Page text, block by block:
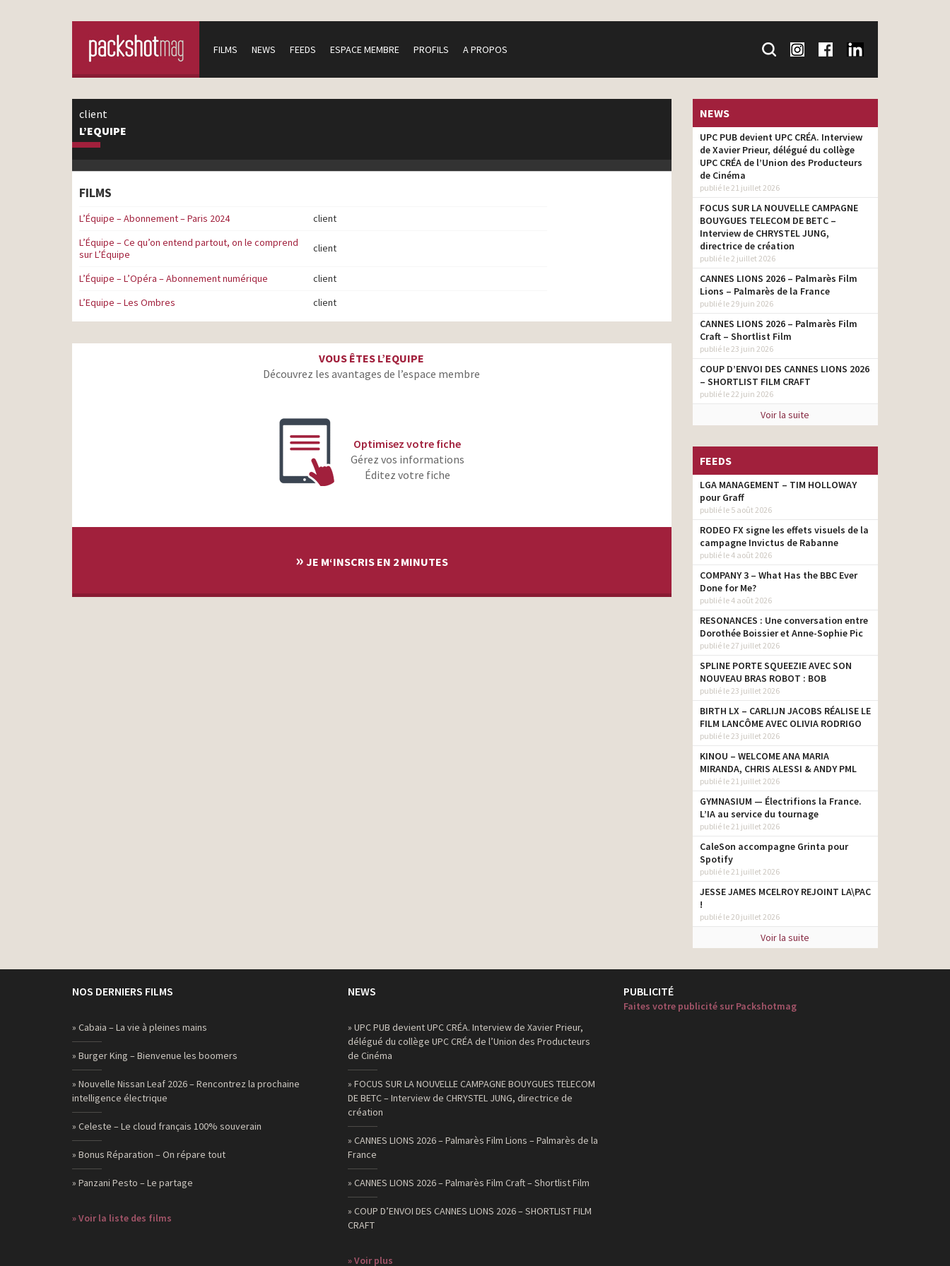
FILMS NEWS FEEDS ESPACE MEMBRE PROFILS A PROPOS
client
L’EQUIPE
FILMS
L’Équipe – Abonnement – Paris 2024
client
L’Équipe – Ce qu’on entend partout, on le comprend
sur L’Équipe
client
L’Équipe – L’Opéra – Abonnement numérique
client
L’Equipe – Les Ombres
client
VOUS ÊTES L’EQUIPE
Découvrez les avantages de l’espace membre
Optimisez votre fiche
Gérez vos informations
Éditez votre fiche
» JE M‘INSCRIS EN 2 MINUTES
NEWS
UPC PUB devient UPC CRÉA. Interview
de Xavier Prieur, délégué du collège
UPC CRÉA de l’Union des Producteurs
de Cinéma
publié le 21 juillet 2026
FOCUS SUR LA NOUVELLE CAMPAGNE
BOUYGUES TELECOM DE BETC –
Interview de CHRYSTEL JUNG,
directrice de création
publié le 2 juillet 2026
CANNES LIONS 2026 – Palmarès Film
Lions – Palmarès de la France
publié le 29 juin 2026
CANNES LIONS 2026 – Palmarès Film
Craft – Shortlist Film
publié le 23 juin 2026
COUP D’ENVOI DES CANNES LIONS 2026
– SHORTLIST FILM CRAFT
publié le 22 juin 2026
Voir la suite
FEEDS
LGA MANAGEMENT – TIM HOLLOWAY
pour Graff
publié le 5 août 2026
RODEO FX signe les effets visuels de la
campagne Invictus de Rabanne
publié le 4 août 2026
COMPANY 3 – What Has the BBC Ever
Done for Me?
publié le 4 août 2026
RESONANCES : Une conversation entre
Dorothée Boissier et Anne-Sophie Pic
publié le 27 juillet 2026
SPLINE PORTE SQUEEZIE AVEC SON
NOUVEAU BRAS ROBOT : BOB
publié le 23 juillet 2026
BIRTH LX – CARLIJN JACOBS RÉALISE LE
FILM LANCÔME AVEC OLIVIA RODRIGO
publié le 23 juillet 2026
KINOU – WELCOME ANA MARIA
MIRANDA, CHRIS ALESSI & ANDY PML
publié le 21 juillet 2026
GYMNASIUM — Électrifions la France.
L’IA au service du tournage
publié le 21 juillet 2026
CaleSon accompagne Grinta pour
Spotify
publié le 21 juillet 2026
JESSE JAMES MCELROY REJOINT LA\PAC
!
publié le 20 juillet 2026
Voir la suite
NOS DERNIERS FILMS
» Cabaia – La vie à pleines mains
» Burger King – Bienvenue les boomers
» Nouvelle Nissan Leaf 2026 – Rencontrez la prochaine
intelligence électrique
» Celeste – Le cloud français 100% souverain
» Bonus Réparation – On répare tout
» Panzani Pesto – Le partage
» Voir la liste des films
NEWS
» UPC PUB devient UPC CRÉA. Interview de Xavier Prieur,
délégué du collège UPC CRÉA de l’Union des Producteurs
de Cinéma
» FOCUS SUR LA NOUVELLE CAMPAGNE BOUYGUES TELECOM
DE BETC – Interview de CHRYSTEL JUNG, directrice de
création
» CANNES LIONS 2026 – Palmarès Film Lions – Palmarès de la
France
» CANNES LIONS 2026 – Palmarès Film Craft – Shortlist Film
» COUP D’ENVOI DES CANNES LIONS 2026 – SHORTLIST FILM
CRAFT
» Voir plus
PUBLICITÉ
Faites votre publicité sur Packshotmag